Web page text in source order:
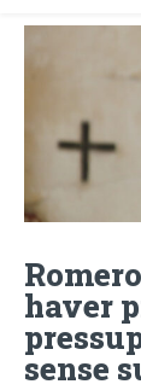
haver
sense